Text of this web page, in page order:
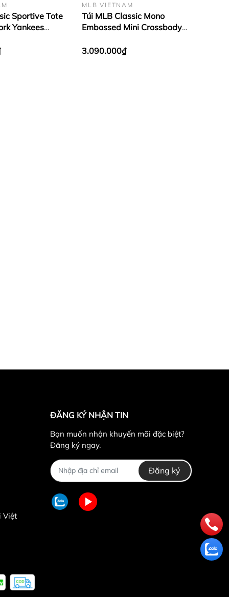
Sportive Tote
Yankees
MLB VIETNAM
Túi MLB Classic Mono
Embossed Mini Crossbody
Cream
3.090.000₫
Việt
ĐĂNG KÝ NHẬN TIN
Bạn muốn nhận khuyến mãi đặc biệt?
Đăng ký ngay.
Đăng ký